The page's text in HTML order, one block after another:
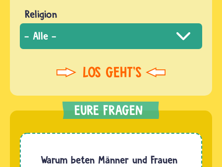
Religion
Warum beten Männer und Frauen